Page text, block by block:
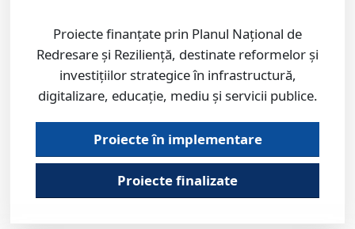
Proiecte finanțate prin Planul Național de
Redresare și Reziliență, destinate reformelor și
investițiilor strategice în infrastructură,
digitalizare, educație, mediu și servicii publice.
Proiecte în implementare
Proiecte finalizate